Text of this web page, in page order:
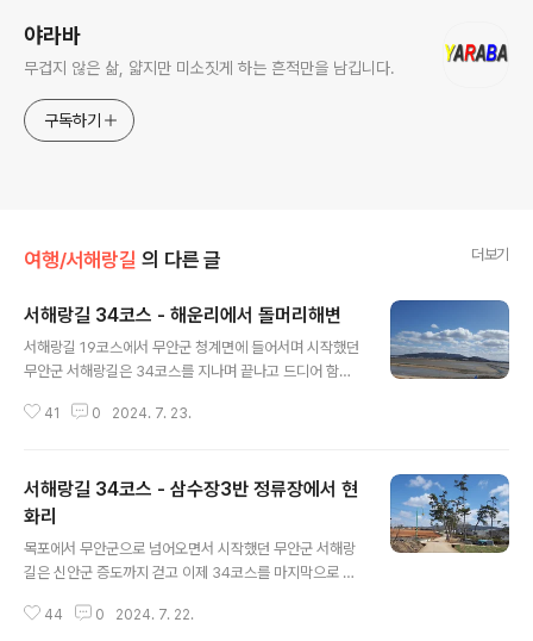
야라바
무겁지 않은 삶, 얇지만 미소짓게 하는 흔적만을 남깁니다.
구독하기
여행/서해랑길 의 다른 글 더보기
서해랑길 34코스 - 해운리에서 돌머리해변
서해랑길 19코스에서 무안군 청계면에 들어서며 시작했던
무안군 서해랑길은 34코스를 지나며 끝나고 드디어 함평
며 북쪽으로 이동하던 길은 무안군 북쪽 끝자락인 현경면
돌머리해수욕장에 이른다. 현화천을 건너온 길은 현화천을
따라서 해안으로 향한다. 아직까지는 푸른 하늘이지만 구
름이 많아지는 모양새가 비를 몰고 올 모양이다. 해안으로
나오니 모래사장인지, 갯벌인지 분간하기 어려운 황토갯벌
한 갯벌 형태를 볼 수 있는 곳이다. 쉐니어(Chenier)라고
41 0 2024. 7. 23.
서해랑길 34코스 - 삼수장3반 정류장에서 현
화리
목포에서 무안군으로 넘어오면서 시작했던 무안군 서해랑
길은 신안군 증도까지 걷고 이제 34코스를 마지막으로 무
다를 감싸고 돌아서 북쪽으로 향한다. 현경면 읍내를 남쪽
44 0 2024. 7. 22.